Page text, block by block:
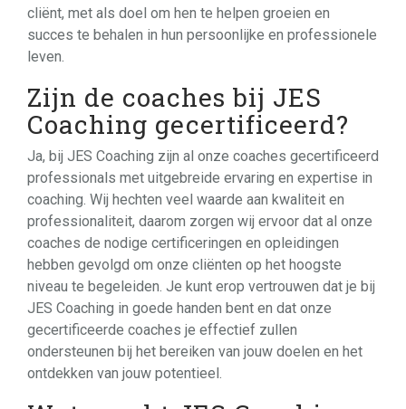
cliënt, met als doel om hen te helpen groeien en
succes te behalen in hun persoonlijke en professionele
leven.
Zijn de coaches bij JES
Coaching gecertificeerd?
Ja, bij JES Coaching zijn al onze coaches gecertificeerd
professionals met uitgebreide ervaring en expertise in
coaching. Wij hechten veel waarde aan kwaliteit en
professionaliteit, daarom zorgen wij ervoor dat al onze
coaches de nodige certificeringen en opleidingen
hebben gevolgd om onze cliënten op het hoogste
niveau te begeleiden. Je kunt erop vertrouwen dat je bij
JES Coaching in goede handen bent en dat onze
gecertificeerde coaches je effectief zullen
ondersteunen bij het bereiken van jouw doelen en het
ontdekken van jouw potentieel.